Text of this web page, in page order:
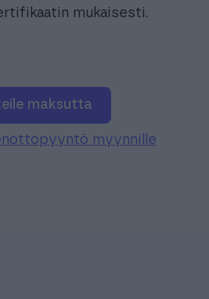
mukaisesti.
maksutta
myynnille